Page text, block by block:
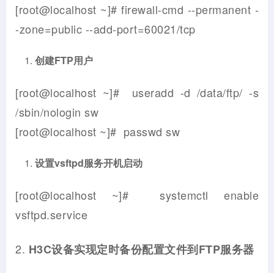
[root@localhost ~]# firewall-cmd --permanent -
-zone=public --add-port=60021/tcp
创建FTP用户
[root@localhost ~]# useradd -d /data/ftp/ -s
/sbin/nologin sw
[root@localhost ~]# passwd sw
设置vsftpd服务开机启动
[root@localhost ~]# systemctl enable
vsftpd.service
2. H3C设备实现定时备份配置文件到FTP服务器